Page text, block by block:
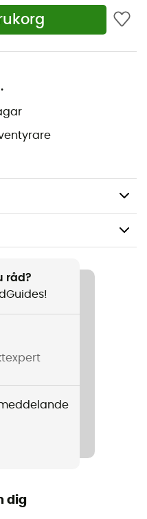
(Lightning Tail
TPU PA beläggning.
råd?
dig